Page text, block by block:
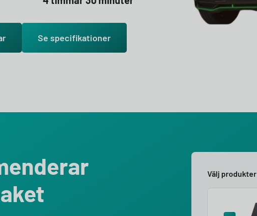
Se specifikationer
Välj produkter